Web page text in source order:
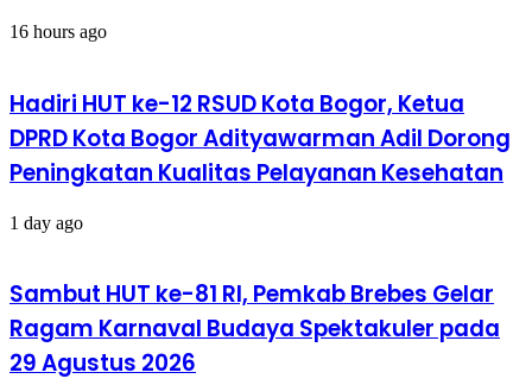
16 hours ago
Hadiri HUT ke-12 RSUD Kota Bogor, Ketua
DPRD Kota Bogor Adityawarman Adil Dorong
Peningkatan Kualitas Pelayanan Kesehatan
1 day ago
Sambut HUT ke-81 RI, Pemkab Brebes Gelar
Ragam Karnaval Budaya Spektakuler pada
29 Agustus 2026